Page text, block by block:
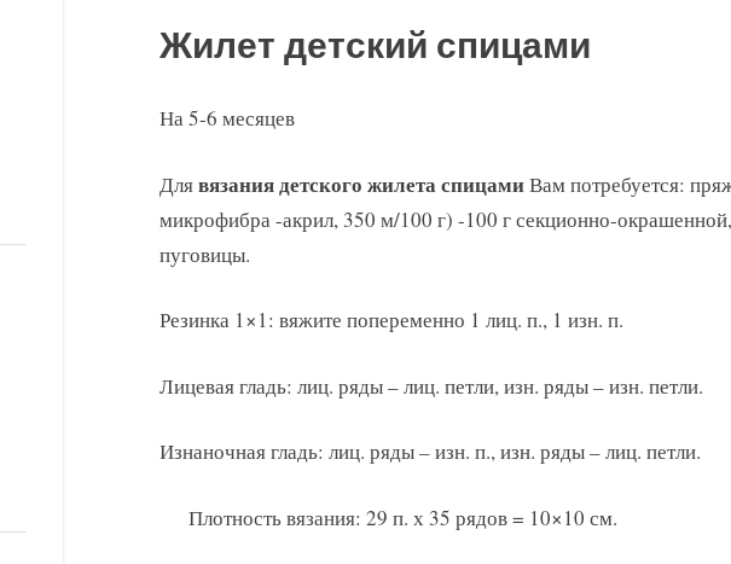
Жилет детский спицами
На 5-6 месяцев
Длявязания детского жилета спицамиВам потребуется:
микрофибра -акрил, 350 м/100 г) -100 г секционно-
пуговицы.
Резинка 1×1: вяжите попеременно 1 лиц. п., 1 изн. п.
Лицевая гладь: лиц. ряды – лиц. петли, изн. ряды – изн. петли.
Изнаночная гладь: лиц. ряды – изн. п., изн. ряды – лиц. петли.
Плотность вязания: 29 п. х 35 рядов = 10×10 см.